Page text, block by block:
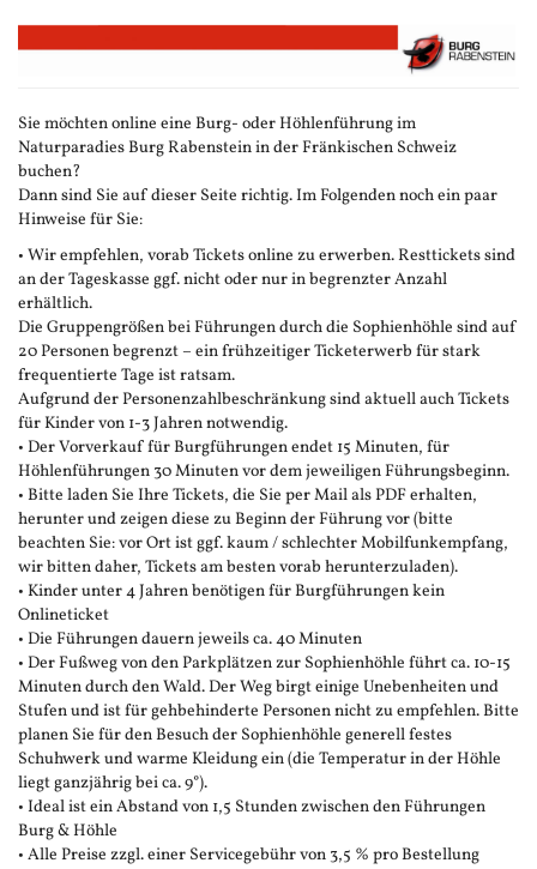
Zum
Haupt-
Sie möchten online eine Burg- oder Höhlenführung im
Naturparadies Burg Rabenstein in der Fränkischen Schweiz
buchen?
Dann sind Sie auf dieser Seite richtig. Im Folgenden noch ein paar
Hinweise für Sie:
• Wir empfehlen, vorab Tickets online zu erwerben. Resttickets sind
an der Tageskasse ggf. nicht oder nur in begrenzter Anzahl
erhältlich.
Die Gruppengrößen bei Führungen durch die Sophienhöhle sind auf
20 Personen begrenzt – ein frühzeitiger Ticketerwerb für stark
frequentierte Tage ist ratsam.
Aufgrund der Personenzahlbeschränkung sind aktuell auch Tickets
für Kinder von 1-3 Jahren notwendig.
• Der Vorverkauf für Burgführungen endet 15 Minuten, für
Höhlenführungen 30 Minuten vor dem jeweiligen Führungsbeginn.
• Bitte laden Sie Ihre Tickets, die Sie per Mail als PDF erhalten,
herunter und zeigen diese zu Beginn der Führung vor (bitte
beachten Sie: vor Ort ist ggf. kaum / schlechter Mobilfunkempfang,
wir bitten daher, Tickets am besten vorab herunterzuladen).
• Kinder unter 4 Jahren benötigen für Burgführungen kein
Onlineticket
• Die Führungen dauern jeweils ca. 40 Minuten
• Der Fußweg von den Parkplätzen zur Sophienhöhle führt ca. 10-15
Minuten durch den Wald. Der Weg birgt einige Unebenheiten und
Stufen und ist für gehbehinderte Personen nicht zu empfehlen. Bitte
planen Sie für den Besuch der Sophienhöhle generell festes
Schuhwerk und warme Kleidung ein (die Temperatur in der Höhle
liegt ganzjährig bei ca. 9°).
• Ideal ist ein Abstand von 1,5 Stunden zwischen den Führungen
Burg & Höhle
• Alle Preise zzgl. einer Servicegebühr von 3,5 % pro Bestellung